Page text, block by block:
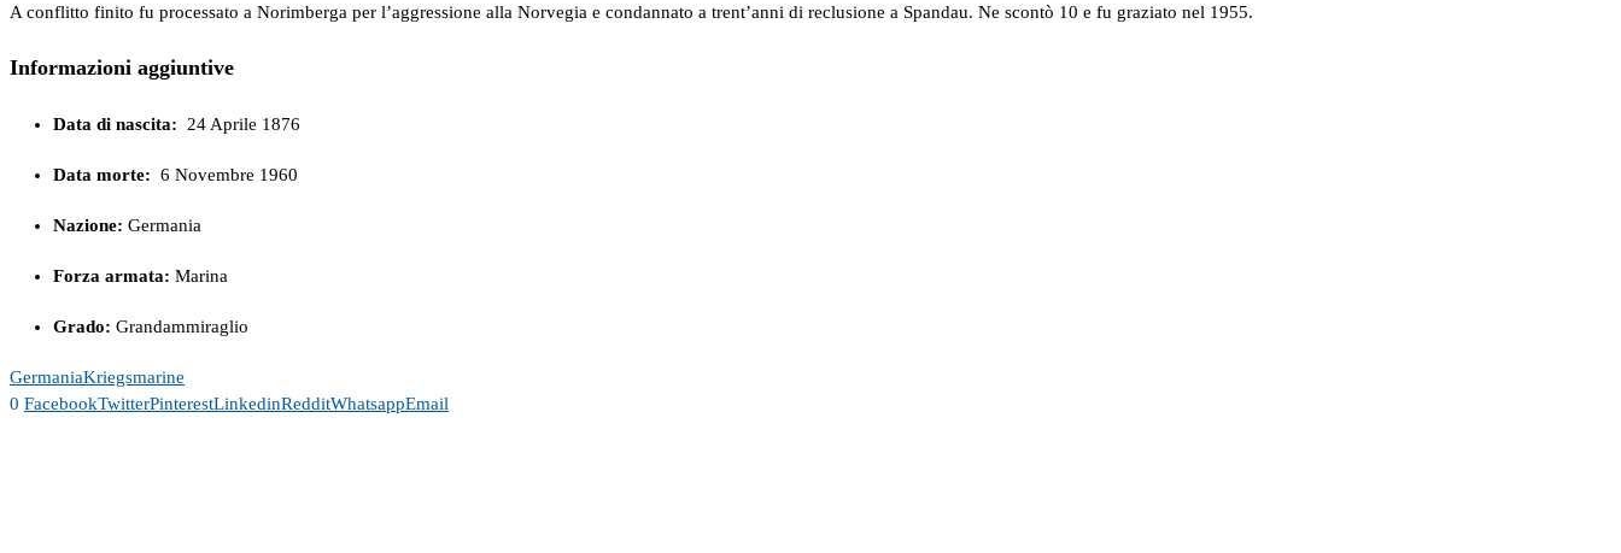
A conflitto finito fu processato a Norimberga per l’aggressione alla Norvegia e condannato a trent’anni di reclusione a Spandau. Ne scontò 10 e fu graziato nel 1955.
Informazioni aggiuntive
Data di nascita: 24 Aprile 1876
Data morte: 6 Novembre 1960
Nazione: Germania
Forza armata: Marina
Grado: Grandammiraglio
GermaniaKriegsmarine
0 FacebookTwitterPinterestLinkedinRedditWhatsappEmail